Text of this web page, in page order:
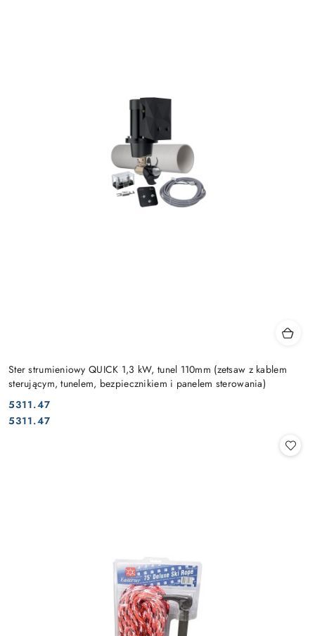
Ster strumieniowy QUICK 1,3 kW, tunel 110mm (zetsaw z kablem
sterującym, tunelem, bezpiecznikiem i panelem sterowania)
Cena:
5311.47
Cena:
5311.47